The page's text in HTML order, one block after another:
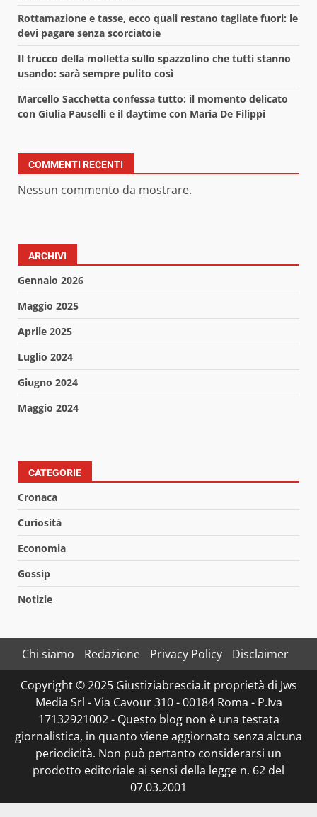
Rottamazione e tasse, ecco quali restano tagliate fuori: le
devi pagare senza scorciatoie
Il trucco della molletta sullo spazzolino che tutti stanno
usando: sarà sempre pulito così
Marcello Sacchetta confessa tutto: il momento delicato
con Giulia Pauselli e il daytime con Maria De Filippi
COMMENTI RECENTI
Nessun commento da mostrare.
ARCHIVI
Gennaio 2026
Maggio 2025
Aprile 2025
Luglio 2024
Giugno 2024
Maggio 2024
CATEGORIE
Cronaca
Curiosità
Economia
Gossip
Notizie
Chi siamo Redazione Privacy Policy
Disclaimer
Copyright © 2025 Giustiziabrescia.it proprietà di Jws
Media Srl - Via Cavour 310 - 00184 Roma - P.Iva
17132921002 - Questo blog non è una testata
giornalistica, in quanto viene aggiornato senza alcuna
periodicità. Non può pertanto considerarsi un
prodotto editoriale ai sensi della legge n. 62 del
07.03.2001